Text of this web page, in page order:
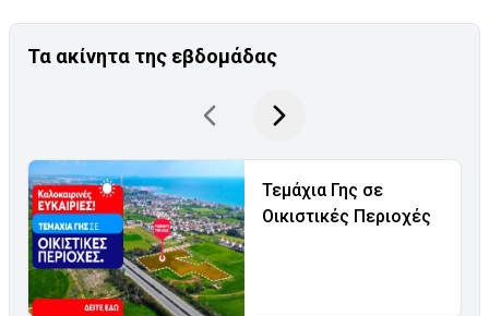
Τα ακίνητα της εβδομάδας
Τεμάχια Γης σε
Οικιστικές Περιοχές